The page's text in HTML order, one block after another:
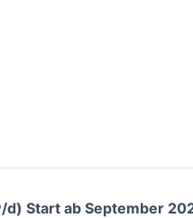
Start ab September